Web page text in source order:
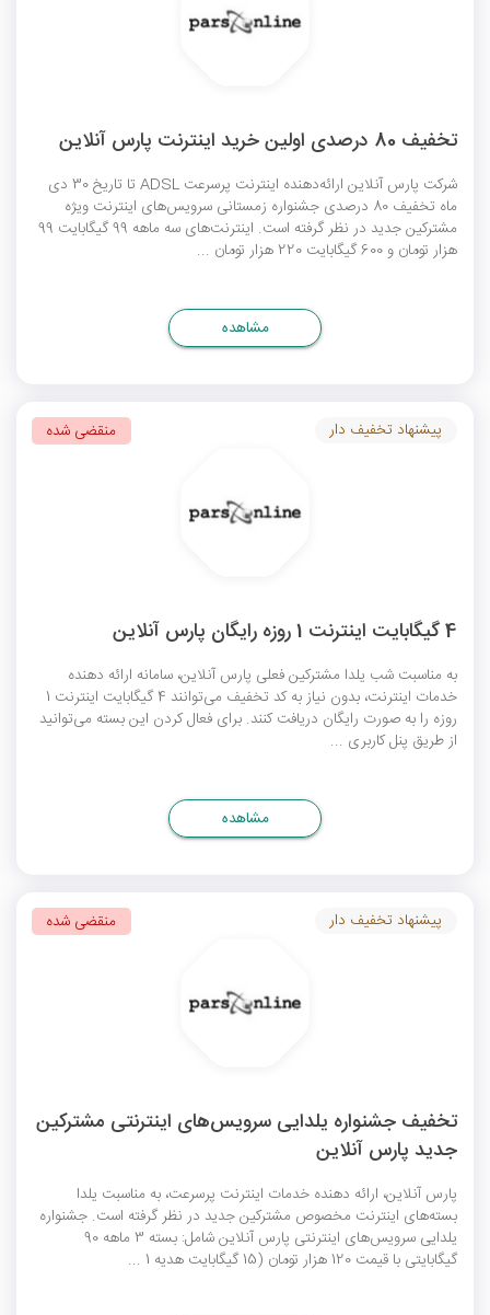
تخفیف 80 درصدی اولین خرید اینترنت پارس آنلاین
شرکت پارس آنلاین ارائه‌دهنده اینترنت پرسرعت ADSL تا تاریخ 30 دی
ماه تخفیف 80 درصدی جشنواره زمستانی سرویس‌های اینترنت ویژه
مشترکین جدید در نظر گرفته است. اینترنت‌های سه ماهه 99 گیگابایت 99
هزار تومان و 600 گیگابایت 220 هزار تومان ...
مشاهده
4 گیگابایت اینترنت 1 روزه رایگان پارس آنلاین
به مناسبت شب یلدا مشترکین فعلی پارس آنلاین، سامانه ارائه دهنده
خدمات اینترنت، بدون نیاز به کد تخفیف می‌توانند 4 گیگابایت اینترنت 1
روزه را به صورت رایگان دریافت کنند. برای فعال کردن این بسته می‌توانید
از طریق پنل کاربری ...
پیشنهاد تخفیف دار منقضی شده
مشاهده
تخفیف جشنواره یلدایی سرویس‌های اینترنتی مشترکین
جدید پارس آنلاین
پارس آنلاین، ارائه دهنده خدمات اینترنت پرسرعت، به مناسبت یلدا
بسته‌های اینترنت مخصوص مشترکین جدید در نظر گرفته است. جشنواره
یلدایی سرویس‌های اینترنتی پارس آنلاین شامل: بسته 3 ماهه 90
گیگابایتی با قیمت 120 هزار تومان (15 گیگابایت هدیه 1 ...
پیشنهاد تخفیف دار منقضی شده